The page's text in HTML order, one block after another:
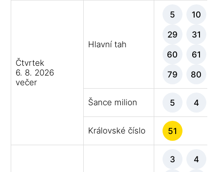
Čtvrtek
6. 8. 2026
večer
Hlavní tah
5 10
29 31
60 61
79 80
Šance milion 5 4
Královské číslo 51
3 4